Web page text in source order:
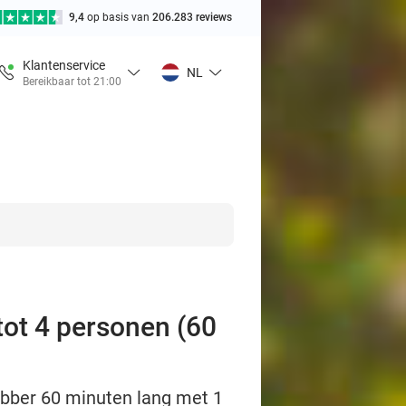
9,4 op basis van 206.283 reviews
Klantenservice
Bereikbaar tot 21:00
NL
4 personen (60
60 minuten lang met 1